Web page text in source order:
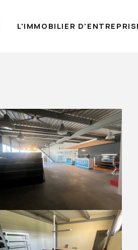
L'IMMOBILIER